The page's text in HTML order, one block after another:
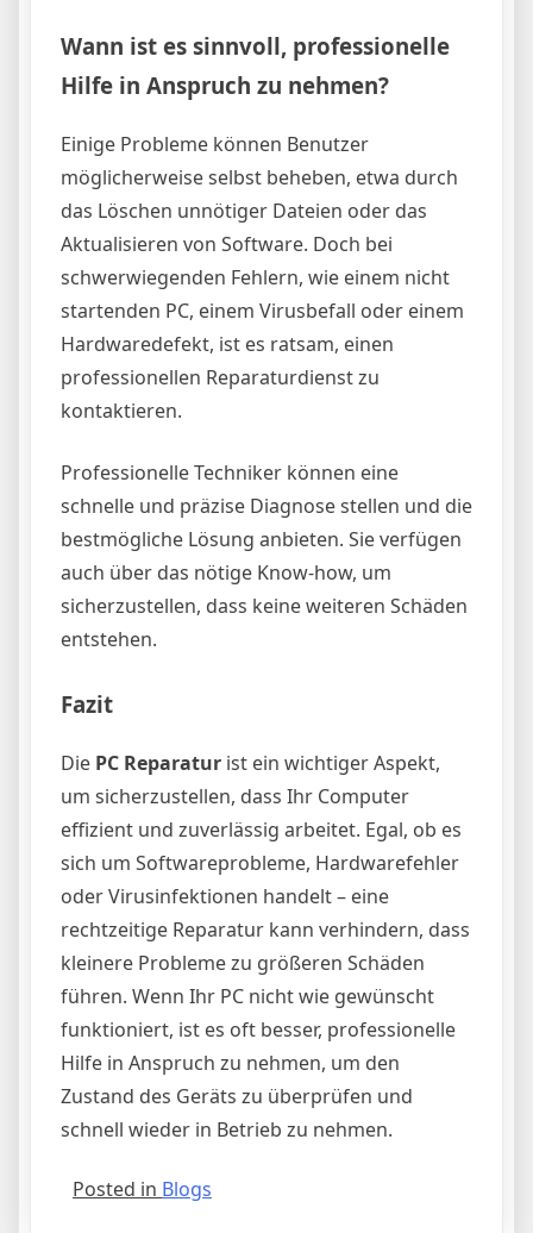
Wann ist es sinnvoll, professionelle
Hilfe in Anspruch zu nehmen?
Einige Probleme können Benutzer
möglicherweise selbst beheben, etwa durch
das Löschen unnötiger Dateien oder das
Aktualisieren von Software. Doch bei
schwerwiegenden Fehlern, wie einem nicht
startenden PC, einem Virusbefall oder einem
Hardwaredefekt, ist es ratsam, einen
professionellen Reparaturdienst zu
kontaktieren.
Professionelle Techniker können eine
schnelle und präzise Diagnose stellen und die
bestmögliche Lösung anbieten. Sie verfügen
auch über das nötige Know-how, um
sicherzustellen, dass keine weiteren Schäden
entstehen.
Fazit
Die PC Reparatur ist ein wichtiger Aspekt,
um sicherzustellen, dass Ihr Computer
effizient und zuverlässig arbeitet. Egal, ob es
sich um Softwareprobleme, Hardwarefehler
oder Virusinfektionen handelt – eine
rechtzeitige Reparatur kann verhindern, dass
kleinere Probleme zu größeren Schäden
führen. Wenn Ihr PC nicht wie gewünscht
funktioniert, ist es oft besser, professionelle
Hilfe in Anspruch zu nehmen, um den
Zustand des Geräts zu überprüfen und
schnell wieder in Betrieb zu nehmen.
Posted in Blogs